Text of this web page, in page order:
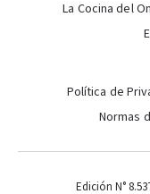
La Cocina del
Política de
Normas
Edición N°